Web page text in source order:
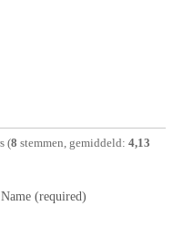
(8 stemmen, gemiddeld: 4,13
Name (required)